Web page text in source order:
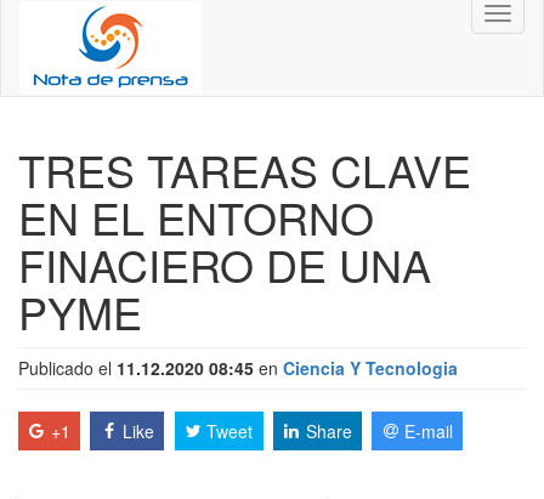
TRES TAREAS CLAVE
EN EL ENTORNO
FINACIERO DE UNA
PYME
Publicado el 11.12.2020 08:45 en Ciencia Y Tecnologia
+1 Like Tweet Share E-mail